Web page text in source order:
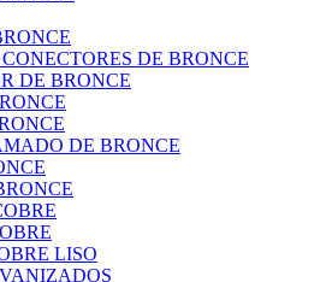
DE BRONCE
DE BRONCE
DE BRONCE
LISO